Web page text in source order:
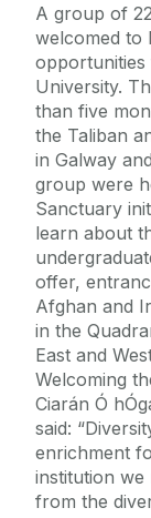
A group of
welcomed to
University.
than five
the Taliban
in Galway
group were
Sanctuary
learn about
offer,
Afghan and
in the
East and
Welcoming
Ciarán Ó
said:
enrichment
institution
from the